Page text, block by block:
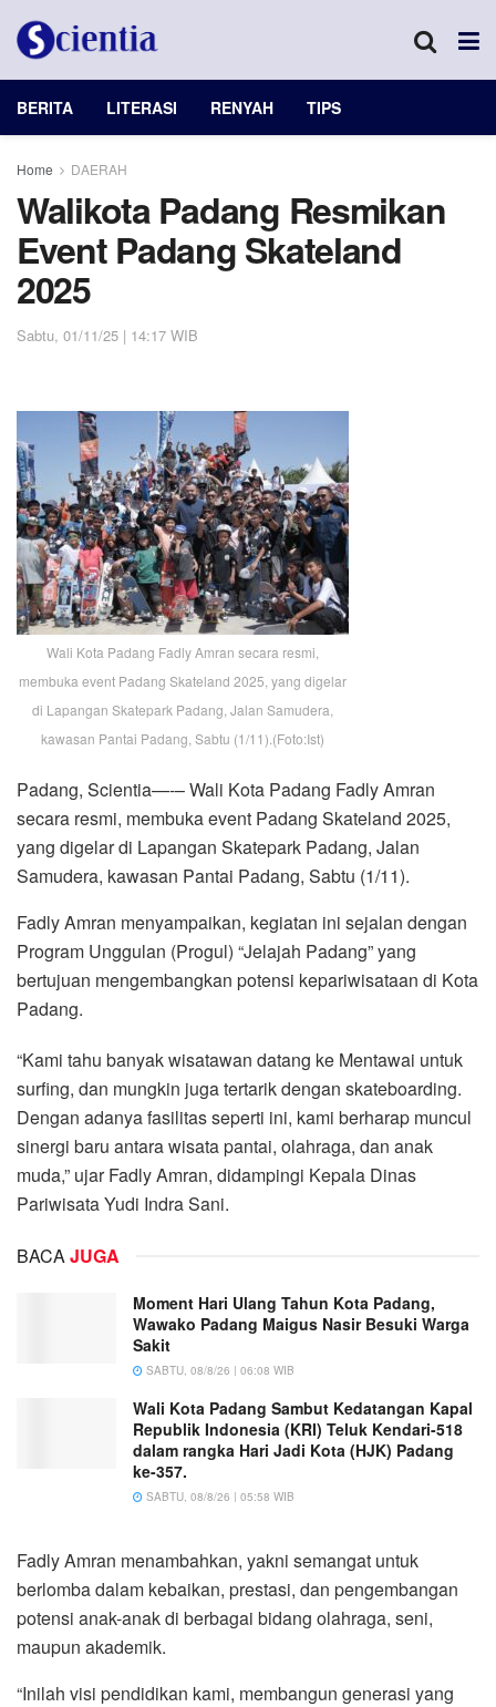
BERITA LITERASI RENYAH TIPS
Home DAERAH
Walikota Padang Resmikan
Event Padang Skateland
2025
Sabtu, 01/11/25 | 14:17 WIB
Wali Kota Padang Fadly Amran secara resmi,
membuka event Padang Skateland 2025, yang digelar
di Lapangan Skatepark Padang, Jalan Samudera,
kawasan Pantai Padang, Sabtu (1/11).(Foto:Ist)
Padang, Scientia—-– Wali Kota Padang Fadly Amran
secara resmi, membuka event Padang Skateland 2025,
yang digelar di Lapangan Skatepark Padang, Jalan
Samudera, kawasan Pantai Padang, Sabtu (1/11).
Fadly Amran menyampaikan, kegiatan ini sejalan dengan
Program Unggulan (Progul) “Jelajah Padang” yang
bertujuan mengembangkan potensi kepariwisataan di Kota
Padang.
“Kami tahu banyak wisatawan datang ke Mentawai untuk
surfing, dan mungkin juga tertarik dengan skateboarding.
Dengan adanya fasilitas seperti ini, kami berharap muncul
sinergi baru antara wisata pantai, olahraga, dan anak
muda,” ujar Fadly Amran, didampingi Kepala Dinas
Pariwisata Yudi Indra Sani.
BACAJUGA
Moment Hari Ulang Tahun Kota Padang,
Wawako Padang Maigus Nasir Besuki Warga
Sakit
SABTU, 08/8/26 | 06:08 WIB
Wali Kota Padang Sambut Kedatangan Kapal
Republik Indonesia (KRI) Teluk Kendari-518
dalam rangka Hari Jadi Kota (HJK) Padang
ke-357.
SABTU, 08/8/26 | 05:58 WIB
Fadly Amran menambahkan, yakni semangat untuk
berlomba dalam kebaikan, prestasi, dan pengembangan
potensi anak-anak di berbagai bidang olahraga, seni,
maupun akademik.
“Inilah visi pendidikan kami, membangun generasi yang